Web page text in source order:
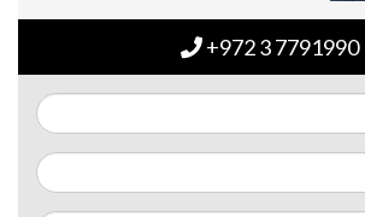
+972 3 7791990